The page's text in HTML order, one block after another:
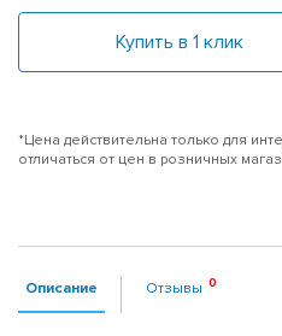
Купить в 1 клик
*Цена действительна только для
отличаться от цен в розничных
Описание Отзывы